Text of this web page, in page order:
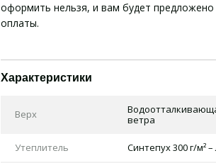
оформить нельзя, и вам будет
оплаты.
Характеристики
Верх
ветра
Утеплитель Синтепух 300 г/м²